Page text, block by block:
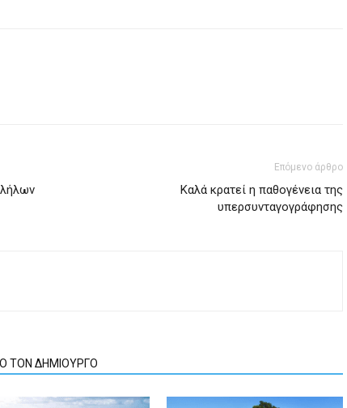
Επόμενο άρθρο
Καλά κρατεί η παθογένεια της
υπερσυνταγογράφησης
ΤΟΝ ΔΗΜΙΟΥΡΓΟ